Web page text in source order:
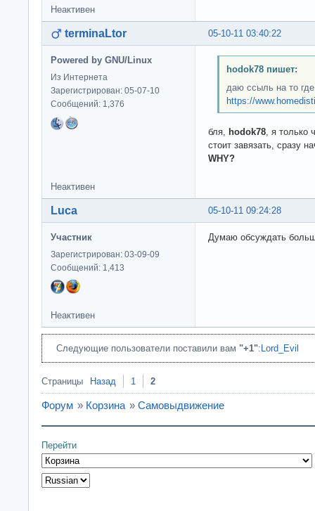
Неактивен
05-10-11 03:40:22
terminaLtor
Powered by GNU/Linux
Из Интернета
Зарегистрирован: 05-07-10
Сообщений: 1,376
hodok78 пишет:
даю ссыль на то
https://
бля, hodok78, я только
стоит завязать, сразу
WHY?
Неактивен
05-10-11 09:24:28
Luca
Участник
Зарегистрирован: 03-09-09
Сообщений: 1,413
Думаю обсуждать
Неактивен
Следующие пользователи поставили вам "+1": Lord_Evil
Страницы Назад 1 2
Форум » Корзина » Самовыдвижение
Перейти